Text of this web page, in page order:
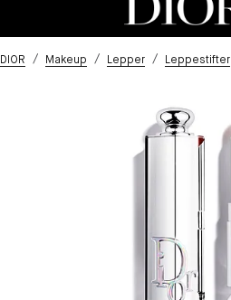
DIOR / Makeup / Lepper / Leppestifter